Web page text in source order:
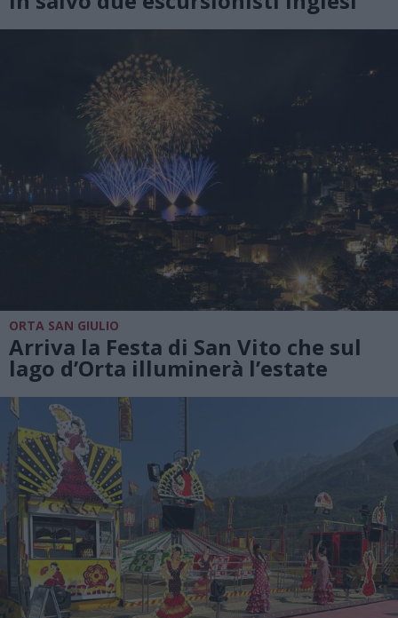
ORTA SAN GIULIO
Arriva la Festa di San Vito che sul
lago d’Orta illuminerà l’estate